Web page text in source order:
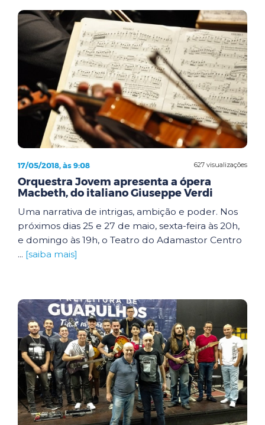
627 visualizações
17/05/2018, às 9:08
Orquestra Jovem apresenta a ópera
Macbeth, do italiano Giuseppe Verdi
Uma narrativa de intrigas, ambição e poder. Nos
próximos dias 25 e 27 de maio, sexta-feira às 20h,
e domingo às 19h, o Teatro do Adamastor Centro
... [saiba mais]